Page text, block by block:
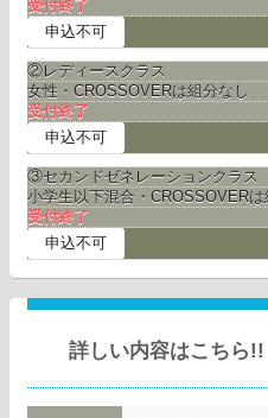
受付終了
申込不可
②レディースクラス
女性・CROSSOVERは組分なし
受付終了
申込不可
③セカンドゼネレーションクラス
小学生以下混合・CROSSOVERは
受付終了
申込不可
詳しい内容はこちら!!